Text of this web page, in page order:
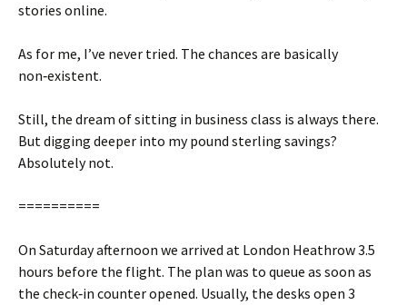
stories online.
As for me, I’ve never tried. The chances are basically
non‑existent.
Still, the dream of sitting in business class is always there.
But digging deeper into my pound sterling savings?
Absolutely not.
==========
On Saturday afternoon we arrived at London Heathrow 3.5
hours before the flight. The plan was to queue as soon as
the check‑in counter opened. Usually, the desks open 3